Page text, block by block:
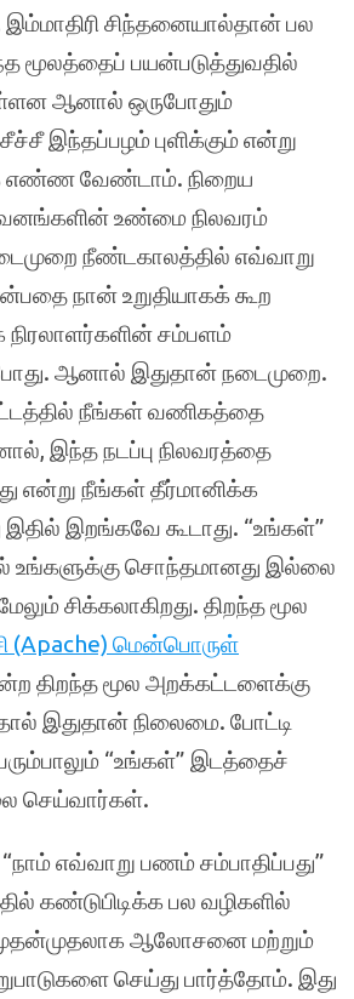
இம்மாதிரி சிந்தனையால்தான் பல
மூலத்தைப் பயன்படுத்துவதில்
ஆனால் ஒருபோதும்
இந்தப்பழம் புளிக்கும் என்று
எண்ண வேண்டாம். நிறைய
உண்மை நிலவரம்
நீண்டகாலத்தில் எவ்வாறு
நான் உறுதியாகக் கூற
நிரலாளர்களின் சம்பளம்
ஆனால் இதுதான் நடைமுறை.
நீங்கள் வணிகத்தை
இந்த நடப்பு நிலவரத்தை
என்று நீங்கள் தீர்மானிக்க
இறங்கவே கூடாது. “உங்கள்”
உங்களுக்கு சொந்தமானது இல்லை
சிக்கலாகிறது. திறந்த மூல
(Apache) மென்பொருள்
திறந்த மூல அறக்கட்டளைக்கு
இதுதான் நிலைமை. போட்டி
“உங்கள்” இடத்தைச்
செய்வார்கள்.
எவ்வாறு பணம் சம்பாதிப்பது”
கண்டுபிடிக்க பல வழிகளில்
ஆலோசனை மற்றும்
செய்து பார்த்தோம். இது